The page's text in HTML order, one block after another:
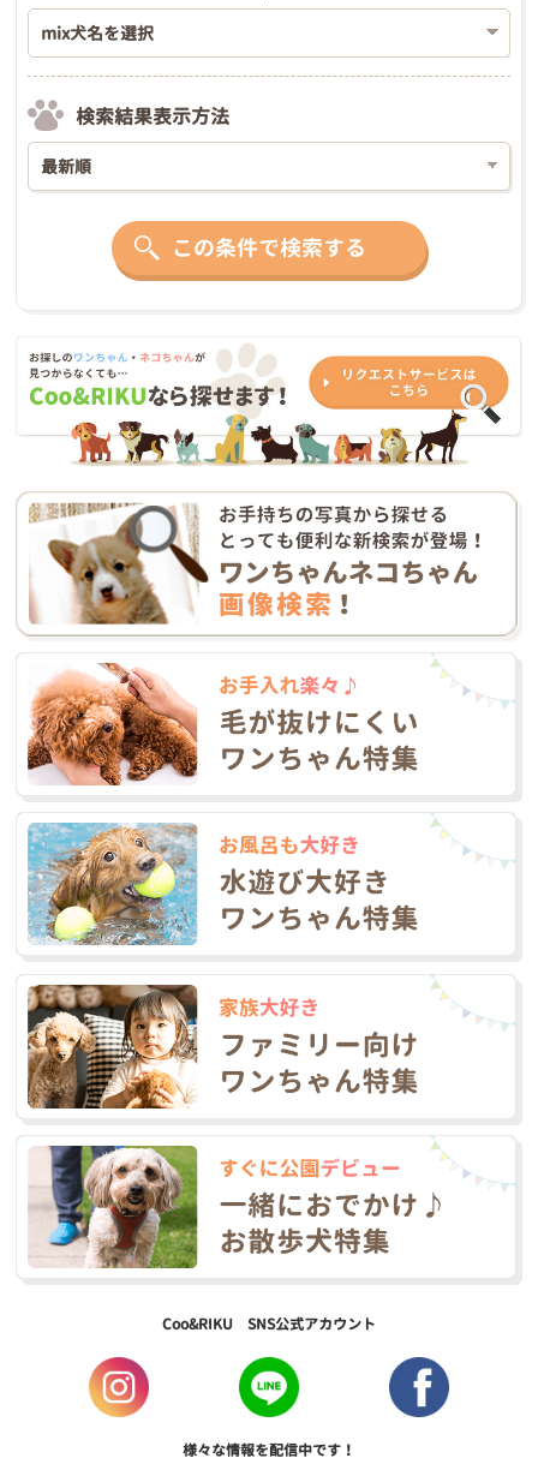
検索結果表示方法
この条件で検索する
Coo&RIKU SNS公式アカウント
様々な情報を配信中です！